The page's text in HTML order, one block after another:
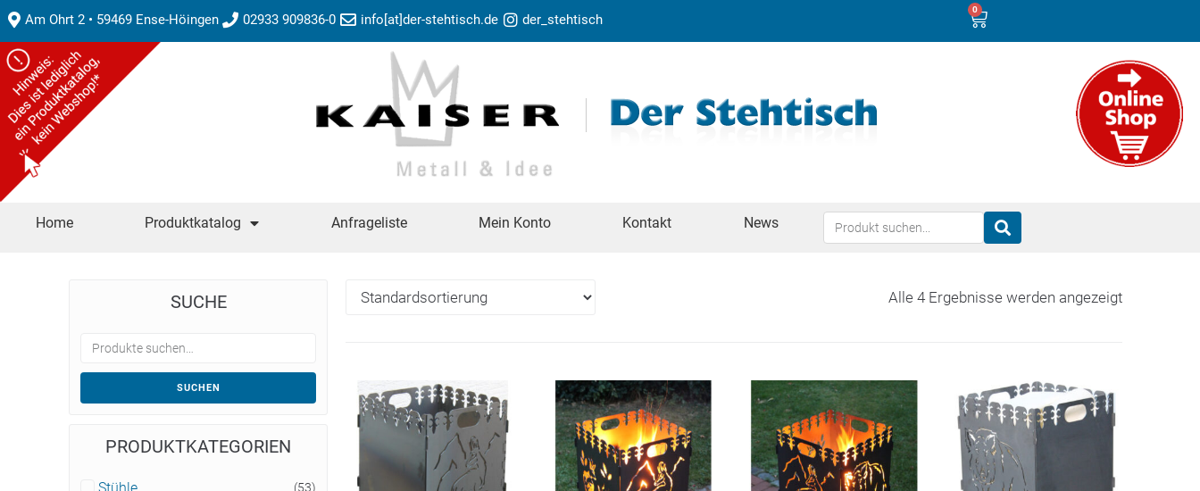
Am Ohrt 2 • 59469 Ense-Höingen 02933 909836-0 info[at]der-stehtisch.de der_stehtisch
0
Home Produktkatalog Anfrageliste Mein Konto Kontakt News
Alle 4 Ergebnisse werden angezeigt
SUCHE
SUCHEN
PRODUKTKATEGORIEN
(53)